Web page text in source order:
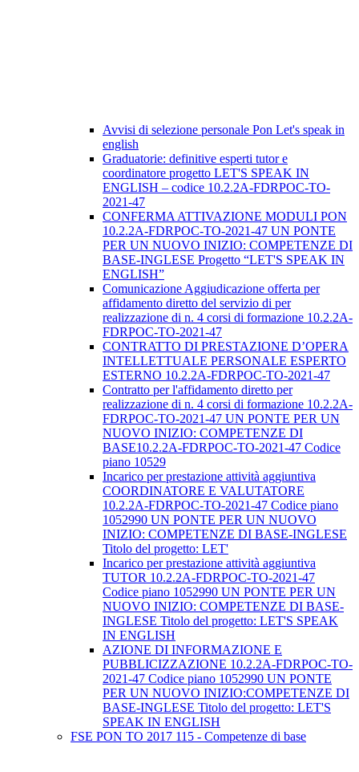
Avvisi di selezione personale Pon Let's speak in
english
Graduatorie: definitive esperti tutor e
coordinatore progetto LET'S SPEAK IN
ENGLISH – codice 10.2.2A-FDRPOC-TO-
2021-47
CONFERMA ATTIVAZIONE MODULI PON
10.2.2A-FDRPOC-TO-2021-47 UN PONTE
PER UN NUOVO INIZIO: COMPETENZE DI
BASE-INGLESE Progetto “LET'S SPEAK IN
ENGLISH”
Comunicazione Aggiudicazione offerta per
affidamento diretto del servizio di per
realizzazione di n. 4 corsi di formazione 10.2.2A-
FDRPOC-TO-2021-47
CONTRATTO DI PRESTAZIONE D’OPERA
INTELLETTUALE PERSONALE ESPERTO
ESTERNO 10.2.2A-FDRPOC-TO-2021-47
Contratto per l'affidamento diretto per
realizzazione di n. 4 corsi di formazione 10.2.2A-
FDRPOC-TO-2021-47 UN PONTE PER UN
NUOVO INIZIO: COMPETENZE DI
BASE10.2.2A-FDRPOC-TO-2021-47 Codice
piano 10529
Incarico per prestazione attività aggiuntiva
COORDINATORE E VALUTATORE
10.2.2A-FDRPOC-TO-2021-47 Codice piano
1052990 UN PONTE PER UN NUOVO
INIZIO: COMPETENZE DI BASE-INGLESE
Titolo del progetto: LET'
Incarico per prestazione attività aggiuntiva
TUTOR 10.2.2A-FDRPOC-TO-2021-47
Codice piano 1052990 UN PONTE PER UN
NUOVO INIZIO: COMPETENZE DI BASE-
INGLESE Titolo del progetto: LET'S SPEAK
IN ENGLISH
AZIONE DI INFORMAZIONE E
PUBBLICIZZAZIONE 10.2.2A-FDRPOC-TO-
2021-47 Codice piano 1052990 UN PONTE
PER UN NUOVO INIZIO:COMPETENZE DI
BASE-INGLESE Titolo del progetto: LET'S
SPEAK IN ENGLISH
FSE PON TO 2017 115 - Competenze di base